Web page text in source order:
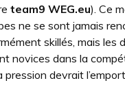
team9 WEG.eu). Ce
ne se sont jamais
skillés, mais les
novices dans la
pression devrait